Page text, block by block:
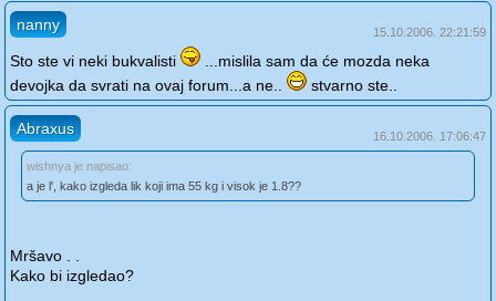
nanny 15.10.2006. 22:21:59
Sto ste vi neki bukvalisti
...mislila sam da će mozda neka
devojka da svrati na ovaj forum...a ne..
stvarno ste..
Abraxus 16.10.2006. 17:06:47
wishnya je napisao:
a je l', kako izgleda lik koji ima 55 kg i visok je 1.8??
Mršavo . .
Kako bi izgledao?